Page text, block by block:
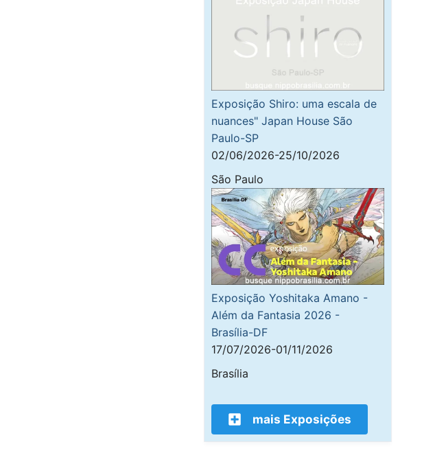
Exposição Shiro: uma escala de
nuances" Japan House São
Paulo-SP
02/06/2026-25/10/2026
São Paulo
Exposição Yoshitaka Amano -
Além da Fantasia 2026 -
Brasília-DF
17/07/2026-01/11/2026
Brasília
mais Exposições